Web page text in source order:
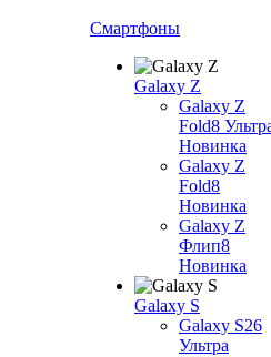
Смартфоны
Galaxy Z
Galaxy Z
Fold8
Новинка
Galaxy Z
Fold8
Новинка
Galaxy Z
Флип8
Новинка
Galaxy S
Galaxy S26
Ультра